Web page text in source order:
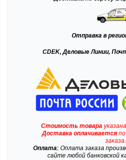
Отправка в
CDEK, Деловые Линии,
Стоимость товарауказана
Доставкаоплачиваетсяпо
заказа.
Оплата: Оплата заказа
сайте любой банковской